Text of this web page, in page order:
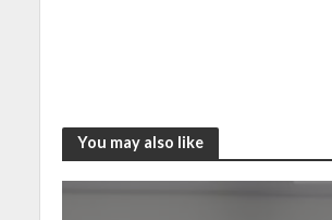
You may also like